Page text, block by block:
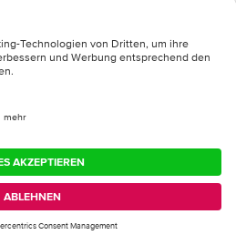
der Corona-Situation
zu